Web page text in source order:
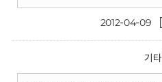
2012-04-09
기타